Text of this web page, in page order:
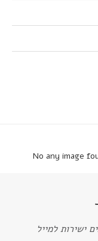
No any image
ישירות למייל